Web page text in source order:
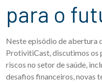
para o
Neste episódio de abertura
ProtivitiCast, discutimos os
riscos no setor de saúde,
desafios financeiros, novas